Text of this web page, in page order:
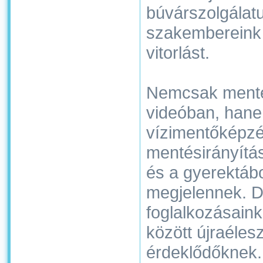
vitorlást.
Nemcsak
videóban,
és a
megjelennek.
között
érdeklődőknek.